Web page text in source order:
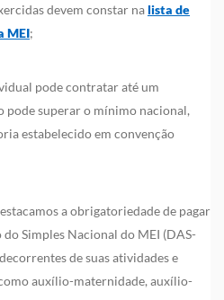
devem constar nalista de
MEI;
pode contratar até um
pode superar o mínimo nacional,
estabelecido em convenção
a obrigatoriedade de pagar
Simples Nacional do MEI (DAS-
de suas atividades e
auxílio-maternidade, auxílio-